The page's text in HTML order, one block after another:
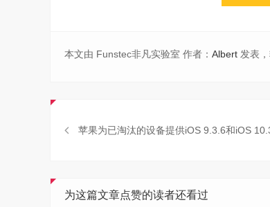
本文由 Funstec非凡实验室 作者： Albert 发表
苹果为已淘汰的设备提供iOS 9.3.6和iOS
为这篇文章点赞的读者还看过